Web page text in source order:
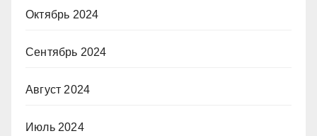
Октябрь 2024
Сентябрь 2024
Август 2024
Июль 2024